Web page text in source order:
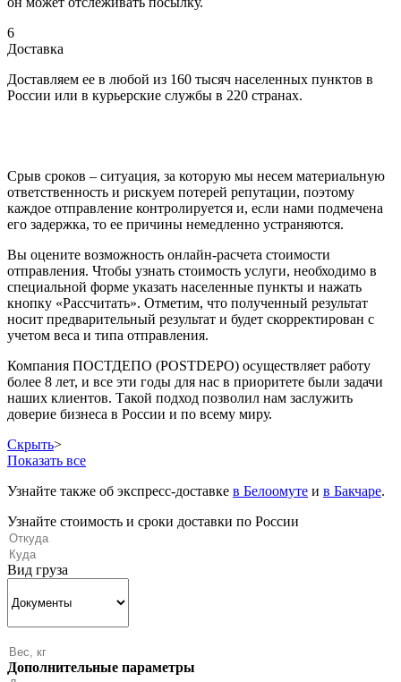
6
Доставка
Доставляем ее в любой из 160 тысяч населенных пунктов в
России или в курьерские службы в 220 странах.
Срыв сроков – ситуация, за которую мы несем материальную
ответственность и рискуем потерей репутации, поэтому
каждое отправление контролируется и, если нами подмечена
его задержка, то ее причины немедленно устраняются.
Вы оцените возможность онлайн-расчета стоимости
отправления. Чтобы узнать стоимость услуги, необходимо в
специальной форме указать населенные пункты и нажать
кнопку «Рассчитать». Отметим, что полученный результат
носит предварительный результат и будет скорректирован с
учетом веса и типа отправления.
Компания ПОСТДЕПО (POSTDEPO) осуществляет работу
более 8 лет, и все эти годы для нас в приоритете были задачи
наших клиентов. Такой подход позволил нам заслужить
доверие бизнеса в России и по всему миру.
Скрыть>
Показать все
Узнайте также об экспресс-доставке в Белоомуте и в Бакчаре.
Узнайте стоимость и сроки доставки по России
Вид груза
Дополнительные параметры